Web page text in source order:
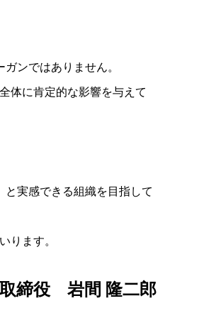
ンではありません。
体に肯定的な影響を与えて
と実感できる組織を目指して
ります。
締役 岩間 隆二郎